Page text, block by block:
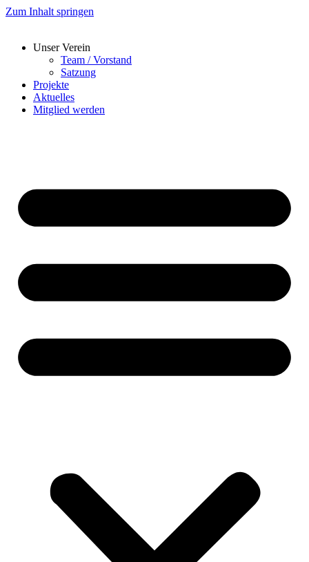
Zum Inhalt springen
Unser Verein
Team / Vorstand
Satzung
Projekte
Aktuelles
Mitglied werden